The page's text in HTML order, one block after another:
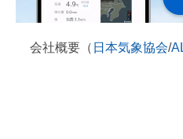
会社概要（ 日本気象協会/